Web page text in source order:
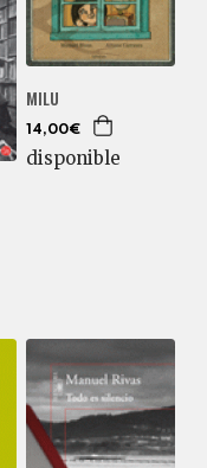
MILU
14,00€
disponible